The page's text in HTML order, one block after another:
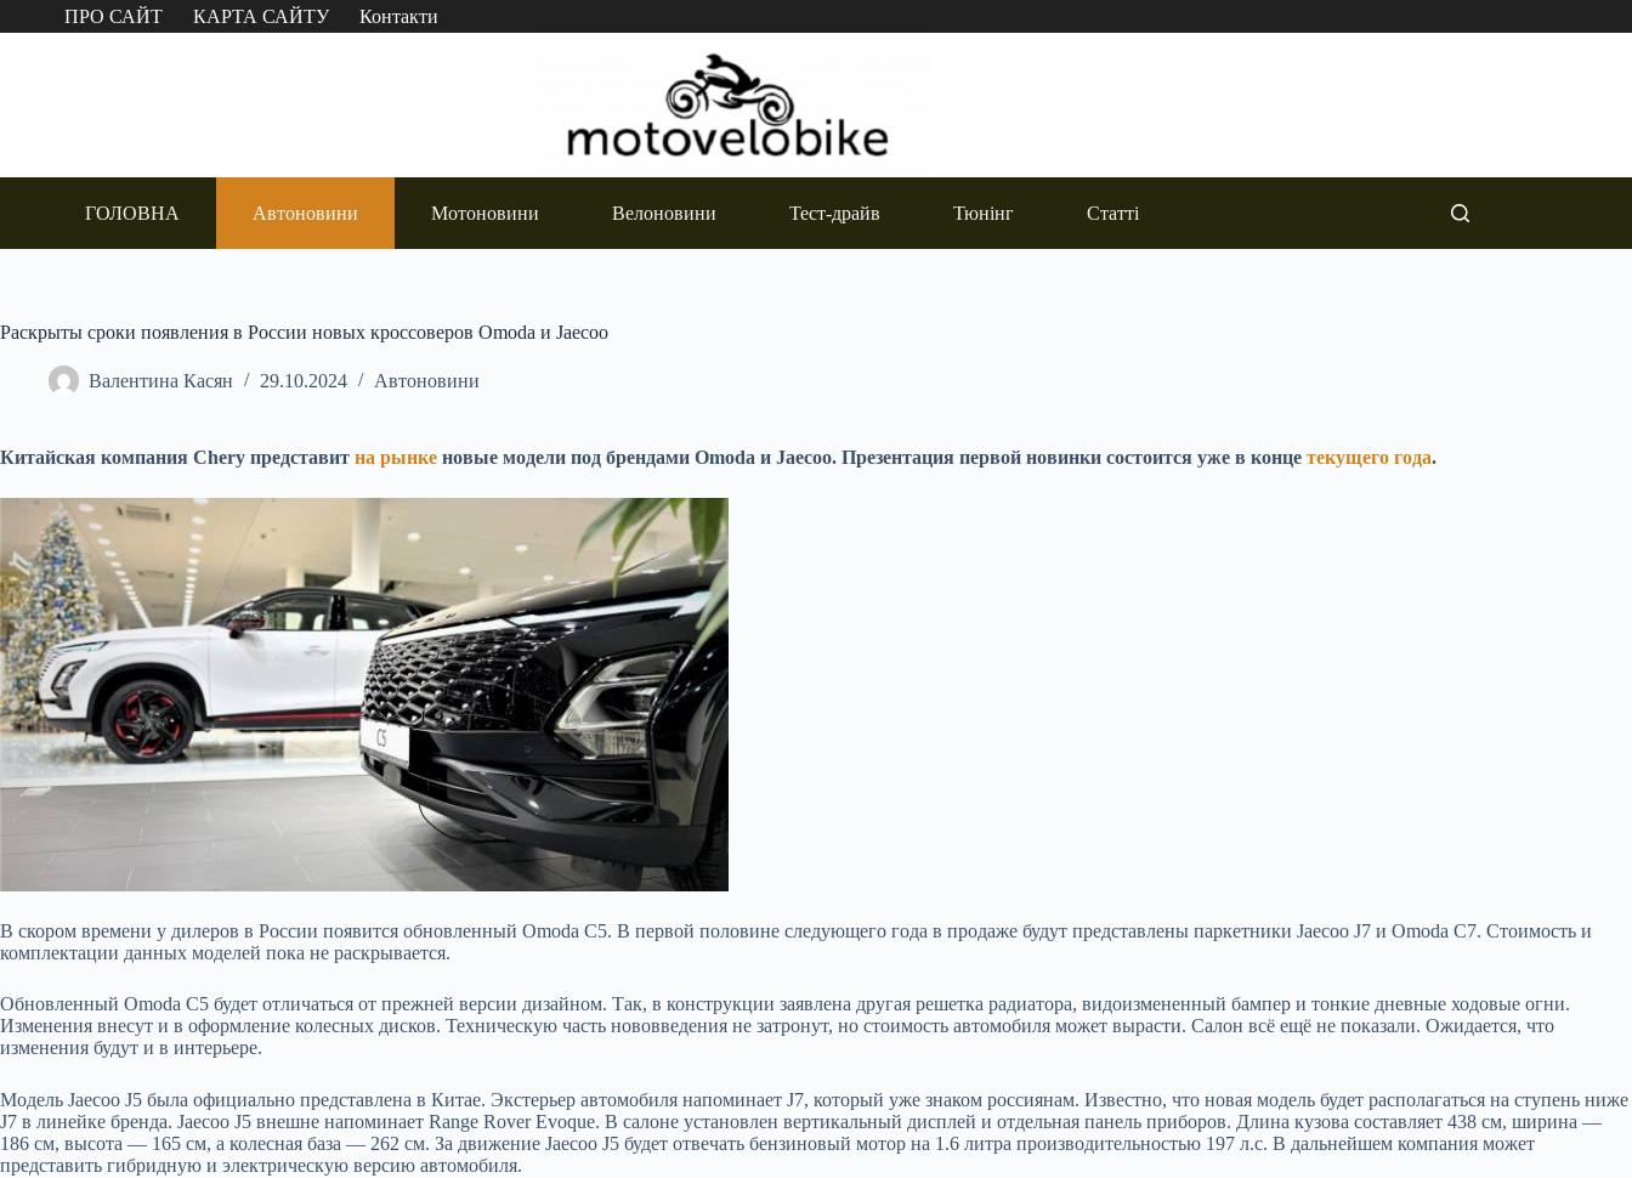
Перейти
до
ПРО САЙТ КАРТА САЙТУ Контакти
ГОЛОВНА Автоновини Мотоновини Велоновини Тест-драйв Тюнінг Статті
Раскрыты сроки появления в России новых кроссоверов Omoda и Jaecoo
Валентина Касян 29.10.2024 Автоновини
Китайская компания Chery представит на рынке новые модели под брендами Omoda и Jaecoo. Презентация первой новинки состоится уже в конце текущего года.
В скором времени у дилеров в России появится обновленный Omoda C5. В первой половине следующего года в продаже будут представлены паркетники Jaecoo J7 и Omoda C7. Стоимость и
комплектации данных моделей пока не раскрывается.
Обновленный Omoda C5 будет отличаться от прежней версии дизайном. Так, в конструкции заявлена другая решетка радиатора, видоизмененный бампер и тонкие дневные ходовые огни.
Изменения внесут и в оформление колесных дисков. Техническую часть нововведения не затронут, но стоимость автомобиля может вырасти. Салон всё ещё не показали. Ожидается, что
изменения будут и в интерьере.
Модель Jaecoo J5 была официально представлена в Китае. Экстерьер автомобиля напоминает J7, который уже знаком россиянам. Известно, что новая модель будет располагаться на ступень ниже
J7 в линейке бренда. Jaecoo J5 внешне напоминает Range Rover Evoque. В салоне установлен вертикальный дисплей и отдельная панель приборов. Длина кузова составляет 438 см, ширина —
186 см, высота — 165 см, а колесная база — 262 см. За движение Jaecoo J5 будет отвечать бензиновый мотор на 1.6 литра производительностью 197 л.с. В дальнейшем компания может
представить гибридную и электрическую версию автомобиля.